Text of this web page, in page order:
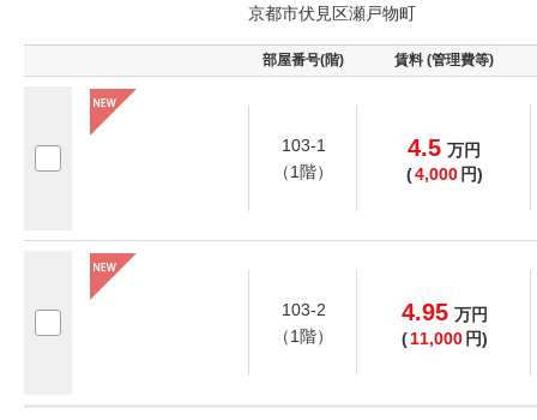
京都市伏見区瀬戸物町
部屋番号(階) 賃料 (管理費等)
103-1
（1階）
4.5 万円
(4,000 円)
103-2
（1階）
4.95 万円
( 11,000 円)